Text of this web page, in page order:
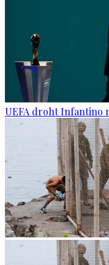
UEFA droht Infantino